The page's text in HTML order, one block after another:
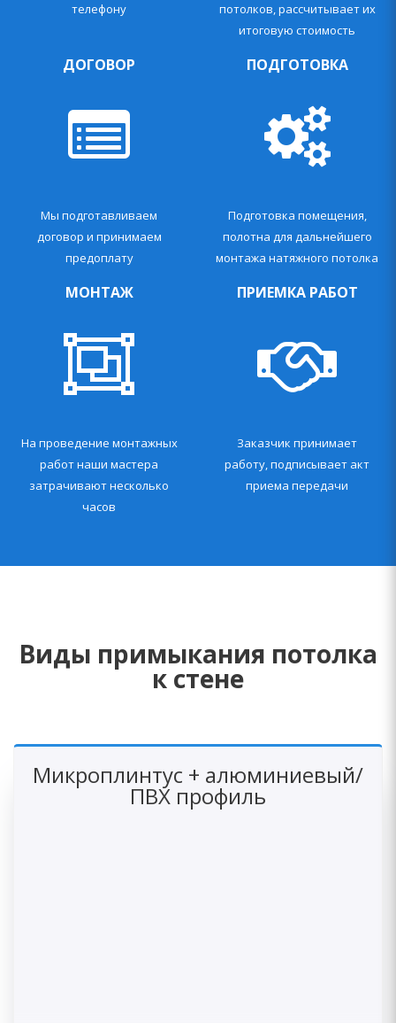
телефону
потолков, рассчитывает их
итоговую стоимость
ДОГОВОР
Мы подготавливаем
договор и принимаем
предоплату
ПОДГОТОВКА
Подготовка помещения,
полотна для дальнейшего
монтажа натяжного потолка
МОНТАЖ
На проведение монтажных
работ наши мастера
затрачивают несколько
часов
ПРИЕМКА РАБОТ
Заказчик принимает
работу, подписывает акт
приема передачи
Виды примыкания потолка
к стене
Микроплинтус + алюминиевый/
ПВХ профиль